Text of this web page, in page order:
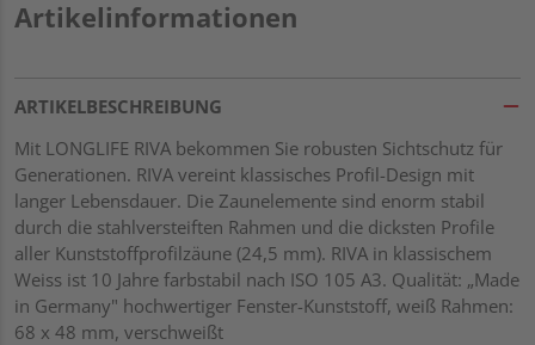
Artikelinformationen
ARTIKELBESCHREIBUNG
Mit LONGLIFE RIVA bekommen Sie robusten Sichtschutz für
Generationen. RIVA vereint klassisches Profil-Design mit
langer Lebensdauer. Die Zaunelemente sind enorm stabil
durch die stahlversteiften Rahmen und die dicksten Profile
aller Kunststoffprofilzäune (24,5 mm). RIVA in klassischem
Weiss ist 10 Jahre farbstabil nach ISO 105 A3. Qualität: „Made
in Germany" hochwertiger Fenster-Kunststoff, weiß Rahmen:
68 x 48 mm, verschweißt